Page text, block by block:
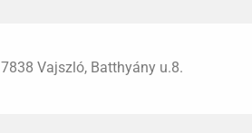
7838 Vajszló, Batthyány u.8.